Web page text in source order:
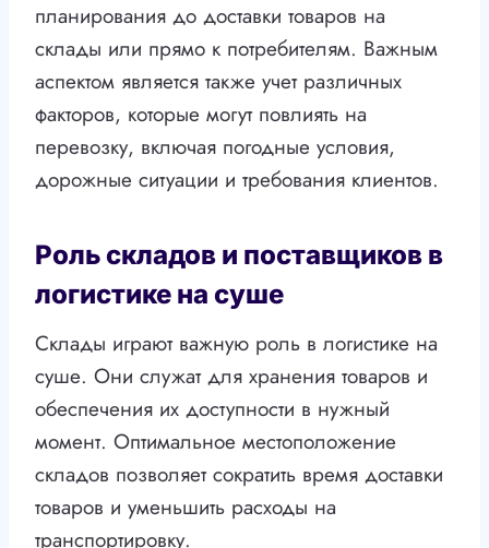
планирования до доставки товаров на
склады или прямо к потребителям. Важным
аспектом является также учет различных
факторов, которые могут повлиять на
перевозку, включая погодные условия,
дорожные ситуации и требования клиентов.
Роль складов и поставщиков в
логистике на суше
Склады играют важную роль в логистике на
суше. Они служат для хранения товаров и
обеспечения их доступности в нужный
момент. Оптимальное местоположение
складов позволяет сократить время доставки
товаров и уменьшить расходы на
транспортировку.